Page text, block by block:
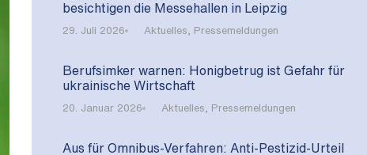
besichtigen die Messehallen in Leipzig
29. Juli 2026 Aktuelles Pressemeldungen
Berufsimker warnen: Honigbetrug ist Gefahr für
ukrainische Wirtschaft
20. Januar 2026 Aktuelles Pressemeldungen
Aus für Omnibus-Verfahren: Anti-Pestizid-Urteil